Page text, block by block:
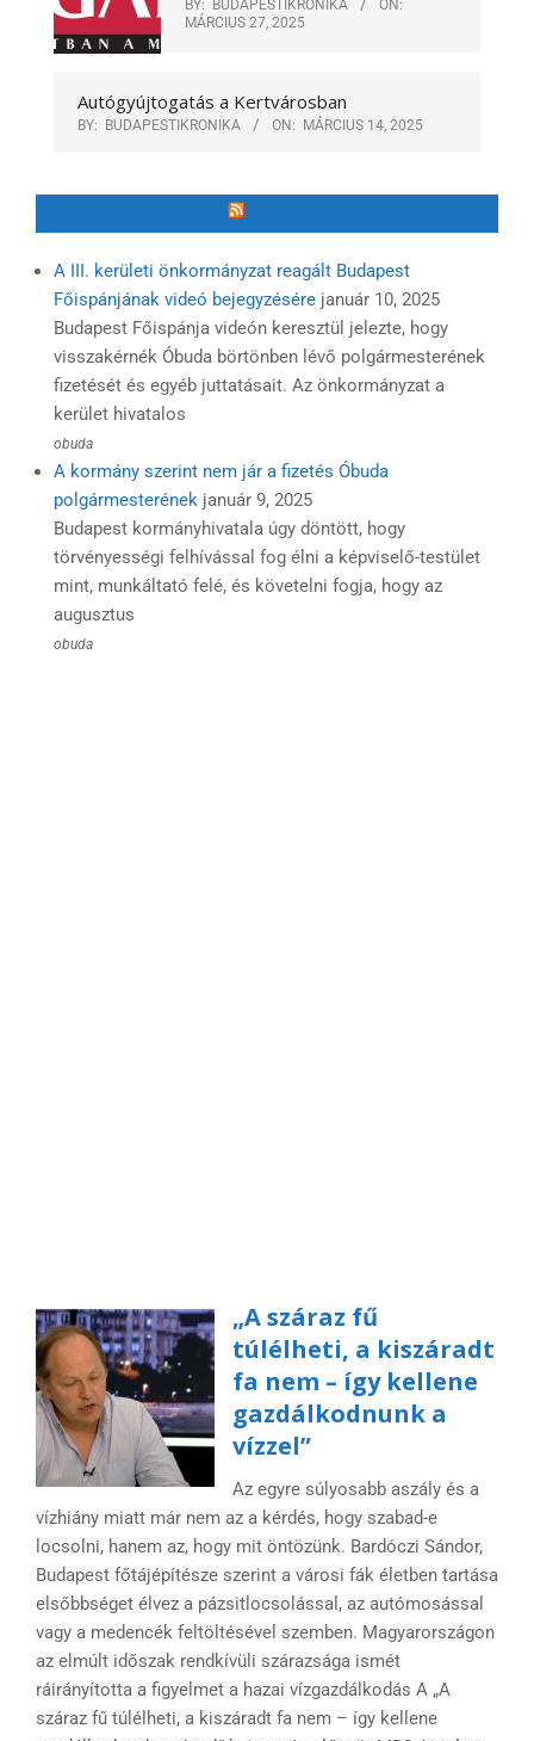
BY: BUDAPESTIKRONIKA
ON:
MÁRCIUS 27, 2025
Autógyújtogatás a Kertvárosban
BY: BUDAPESTIKRONIKA ON: MÁRCIUS 14, 2025
A III. kerületi önkormányzat reagált Budapest
Főispánjának videó bejegyzésére január 10, 2025
Budapest Főispánja videón keresztül jelezte, hogy
visszakérnék Óbuda börtönben lévő polgármesterének
fizetését és egyéb juttatásait. Az önkormányzat a
kerület hivatalos
obuda
A kormány szerint nem jár a fizetés Óbuda
polgármesterének január 9, 2025
Budapest kormányhivatala úgy döntött, hogy
törvényességi felhívással fog élni a képviselő-testület
mint, munkáltató felé, és követelni fogja, hogy az
augusztus
obuda
„A száraz fű
túlélheti, a kiszáradt
fa nem – így kellene
gazdálkodnunk a
vízzel”
Az egyre súlyosabb aszály és a
vízhiány miatt már nem az a kérdés, hogy szabad-e
locsolni, hanem az, hogy mit öntözünk. Bardóczi Sándor,
Budapest főtájépítésze szerint a városi fák életben tartása
elsőbbséget élvez a pázsitlocsolással, az autómosással
vagy a medencék feltöltésével szemben. Magyarországon
az elmúlt időszak rendkívüli szárazsága ismét
ráirányította a figyelmet a hazai vízgazdálkodás A „A
száraz fű túlélheti, a kiszáradt fa nem – így kellene